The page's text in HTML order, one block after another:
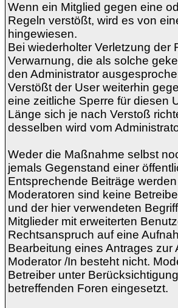
Wenn ein Mitglied gegen eine
Regeln verstößt, wird es von
hingewiesen.
Bei wiederholter Verletzung der
Verwarnung, die als solche
den Administrator
Verstößt der User weiterhin
eine zeitliche Sperre für diesen
Länge sich je nach Verstoß
desselben wird vom
Weder die Maßnahme selbst
jemals Gegenstand einer
Entsprechende Beiträge
Moderatoren sind keine
und der hier verwendeten
Mitglieder mit erweiterten
Rechtsanspruch auf eine
Bearbeitung eines Antrages zur
Moderator /In besteht nicht.
Betreiber unter
betreffenden Foren eingesetzt.